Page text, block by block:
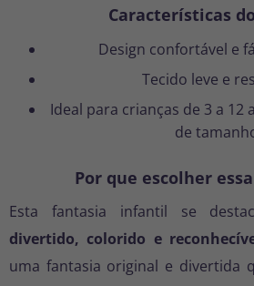
Características
Design confortável e
Tecido leve e
Ideal para crianças de 3 a 12
de
Por que escolher
Esta fantasia infantil se
divertido, colorido e
uma fantasia original e divertida